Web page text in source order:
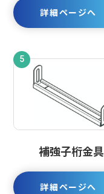
詳細ページへ
5
補強子桁金具
詳細ページへ